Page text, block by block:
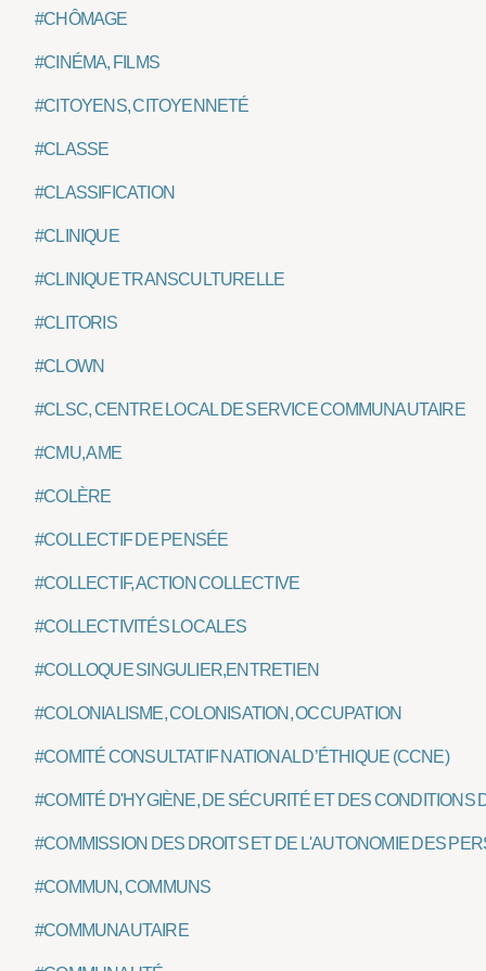
#CHÔMAGE
#CINÉMA, FILMS
#CITOYENS, CITOYENNETÉ
#CLASSE
#CLASSIFICATION
#CLINIQUE
#CLINIQUE TRANSCULTURELLE
#CLITORIS
#CLOWN
#CLSC, CENTRE LOCAL DE SERVICE COMMUNAUTAIRE
#CMU, AME
#COLÈRE
#COLLECTIF DE PENSÉE
#COLLECTIF, ACTION COLLECTIVE
#COLLECTIVITÉS LOCALES
#COLLOQUE SINGULIER,ENTRETIEN
#COLONIALISME, COLONISATION, OCCUPATION
#COMITÉ CONSULTATIF NATIONAL D’ÉTHIQUE (CCNE)
#COMITÉ D'HYGIÈNE, DE SÉCURITÉ ET DES CONDITIONS
#COMMISSION DES DROITS ET DE L'AUTONOMIE DES
#COMMUN, COMMUNS
#COMMUNAUTAIRE